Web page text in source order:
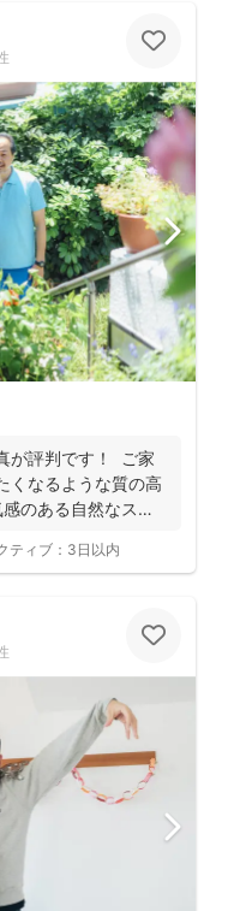
が評判です！ ご家
くなるような質の高
のある自然なスナ
ティブ： 3日以内